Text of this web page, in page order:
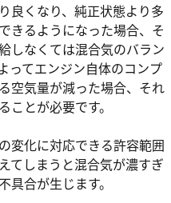
良くなり、純正状態より多
きるようになった場合、そ
しなくては混合気のバラン
ってエンジン自体のコンプ
空気量が減った場合、それ
とが必要です。
変化に対応できる許容範囲
てしまうと混合気が濃すぎ
合が生じます。